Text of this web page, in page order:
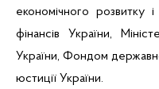
економічного розвитку і
фінансів України,
України, Фондом
юстиції України.